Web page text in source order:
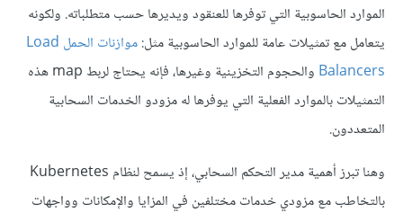
الموارد الحاسوبية التي توفرها للعنقود ويديرها حسب متطلباته. ولكونه
يتعامل مع تمثيلات عامة للموارد الحاسوبية مثل:
موازنات الحمل Load
Balancers
والحجوم التخزينية وغيرها، فإنه يحتاج لربط map هذه
التمثيلات بالموارد الفعلية التي يوفرها له مزودو الخدمات السحابية
المتعددون.
وهنا تبرز أهمية مدير التحكم السحابي، إذ يسمح لنظام Kubernetes
بالتخاطب مع مزودي خدمات مختلفين في المزايا والإمكانات وواجهات